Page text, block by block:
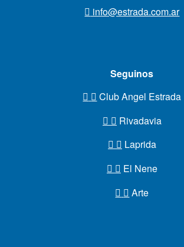
info@estrada.com.ar
Seguinos
Club Angel Estrada
Rivadavia
Laprida
El Nene
Arte